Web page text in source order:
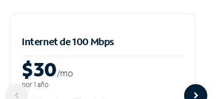
Internet de 100 Mbps
$30/mo
por 1 año